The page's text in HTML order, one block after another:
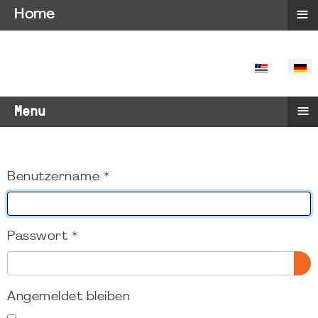
SPRACHE
Menu ≡
Benutzername *
Passwort *
Angemeldet bleiben
Home ≡